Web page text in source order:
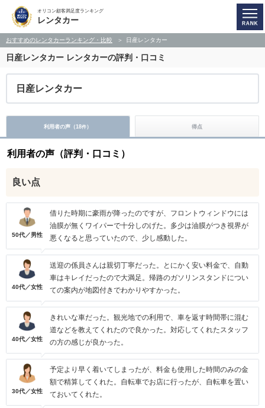
オリコン顧客満足度ランキング
レンタカー
おすすめのレンタカーランキング・比較 日産レンタカー
日産レンタカー レンタカーの評判・口コミ
日産レンタカー
利用者の声（18件） 得点
利用者の声（評判・口コミ）
良い点
50代／男性
借りた時期に豪雨が降ったのですが、フロントウィンドウには
油膜が無くワイパーで十分しのげた。多少は油膜がつき視界が
悪くなると思っていたので、少し感動した。
40代／女性
送迎の係員さんは親切丁寧だった。とにかく安い料金で、自動
車はキレイだったので大満足。帰路のガソリンスタンドについ
ての案内が地図付きでわかりやすかった。
40代／女性
きれいな車だった。観光地での利用で、車を返す時間帯に混む
道などを教えてくれたので良かった。対応してくれたスタッフ
の方の感じが良かった。
30代／女性
予定より早く着いてしまったが、料金も使用した時間のみの金
額で精算してくれた。自転車でお店に行ったが、自転車を置い
ておいてくれた。